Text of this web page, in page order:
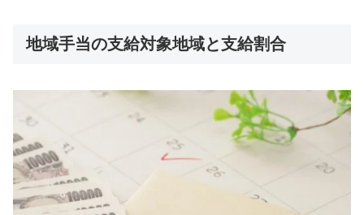
地域手当の支給対象地域と支給割合